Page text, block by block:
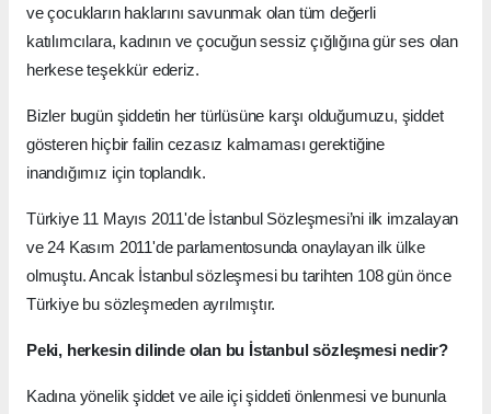
ve çocukların haklarını savunmak olan tüm değerli
katılımcılara, kadının ve çocuğun sessiz çığlığına gür ses olan
herkese teşekkür ederiz.
Bizler bugün şiddetin her türlüsüne karşı olduğumuzu, şiddet
gösteren hiçbir failin cezasız kalmaması gerektiğine
inandığımız için toplandık.
Türkiye 11 Mayıs 2011'de İstanbul Sözleşmesi’ni ilk imzalayan
ve 24 Kasım 2011'de parlamentosunda onaylayan ilk ülke
olmuştu. Ancak İstanbul sözleşmesi bu tarihten 108 gün önce
Türkiye bu sözleşmeden ayrılmıştır.
Peki, herkesin dilinde olan bu İstanbul sözleşmesi nedir?
Kadına yönelik şiddet ve aile içi şiddeti önlenmesi ve bununla